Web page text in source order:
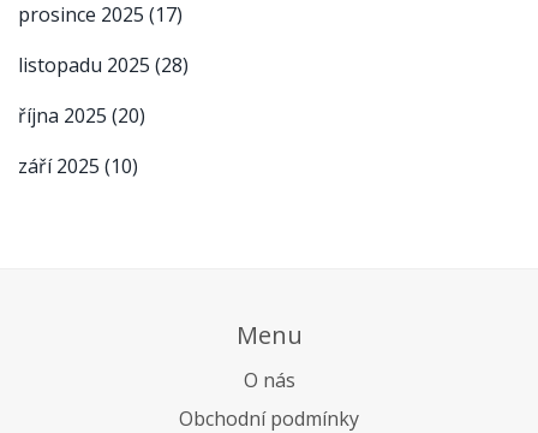
prosince 2025 (17)
listopadu 2025 (28)
října 2025 (20)
září 2025 (10)
Menu
O nás
Obchodní podmínky